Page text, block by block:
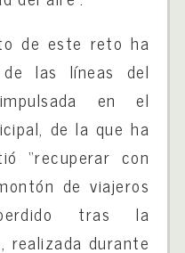
de este reto ha
las líneas del
en el
de la que ha
“recuperar con
de viajeros
tras la
realizada durante